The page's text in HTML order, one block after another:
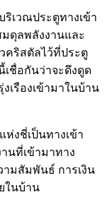
เวณประตูทางเข้า
ดุลพลังงานและ
คริสตัลไว้ที่ประตู
เชื่อกันว่าจะดึงดูด
เรืองเข้ามาในบ้าน
งชี่เป็นทางเข้า
นที่เข้ามาทาง
มสัมพันธ์ การเงิน
ในบ้าน